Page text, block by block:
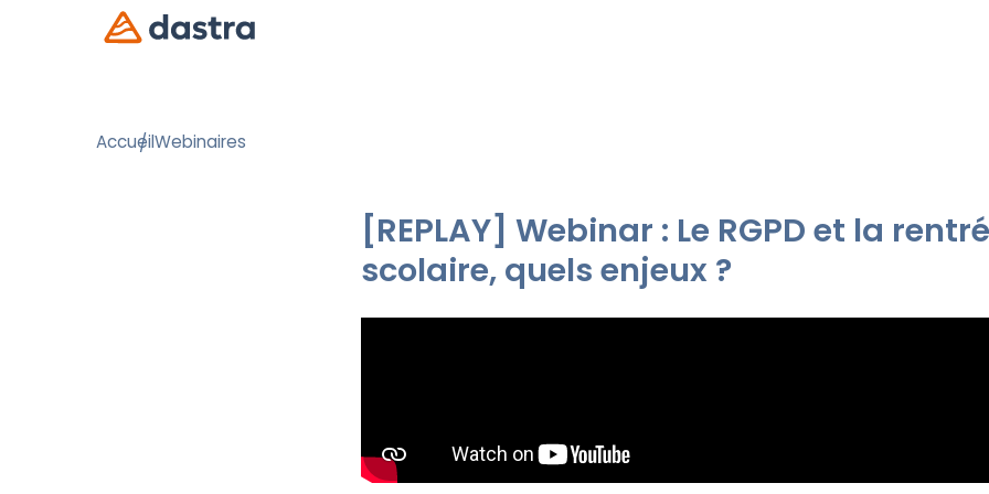
AccueilWebinaires
[REPLAY] Webinar : Le RGPD et la
scolaire, quels enjeux ?